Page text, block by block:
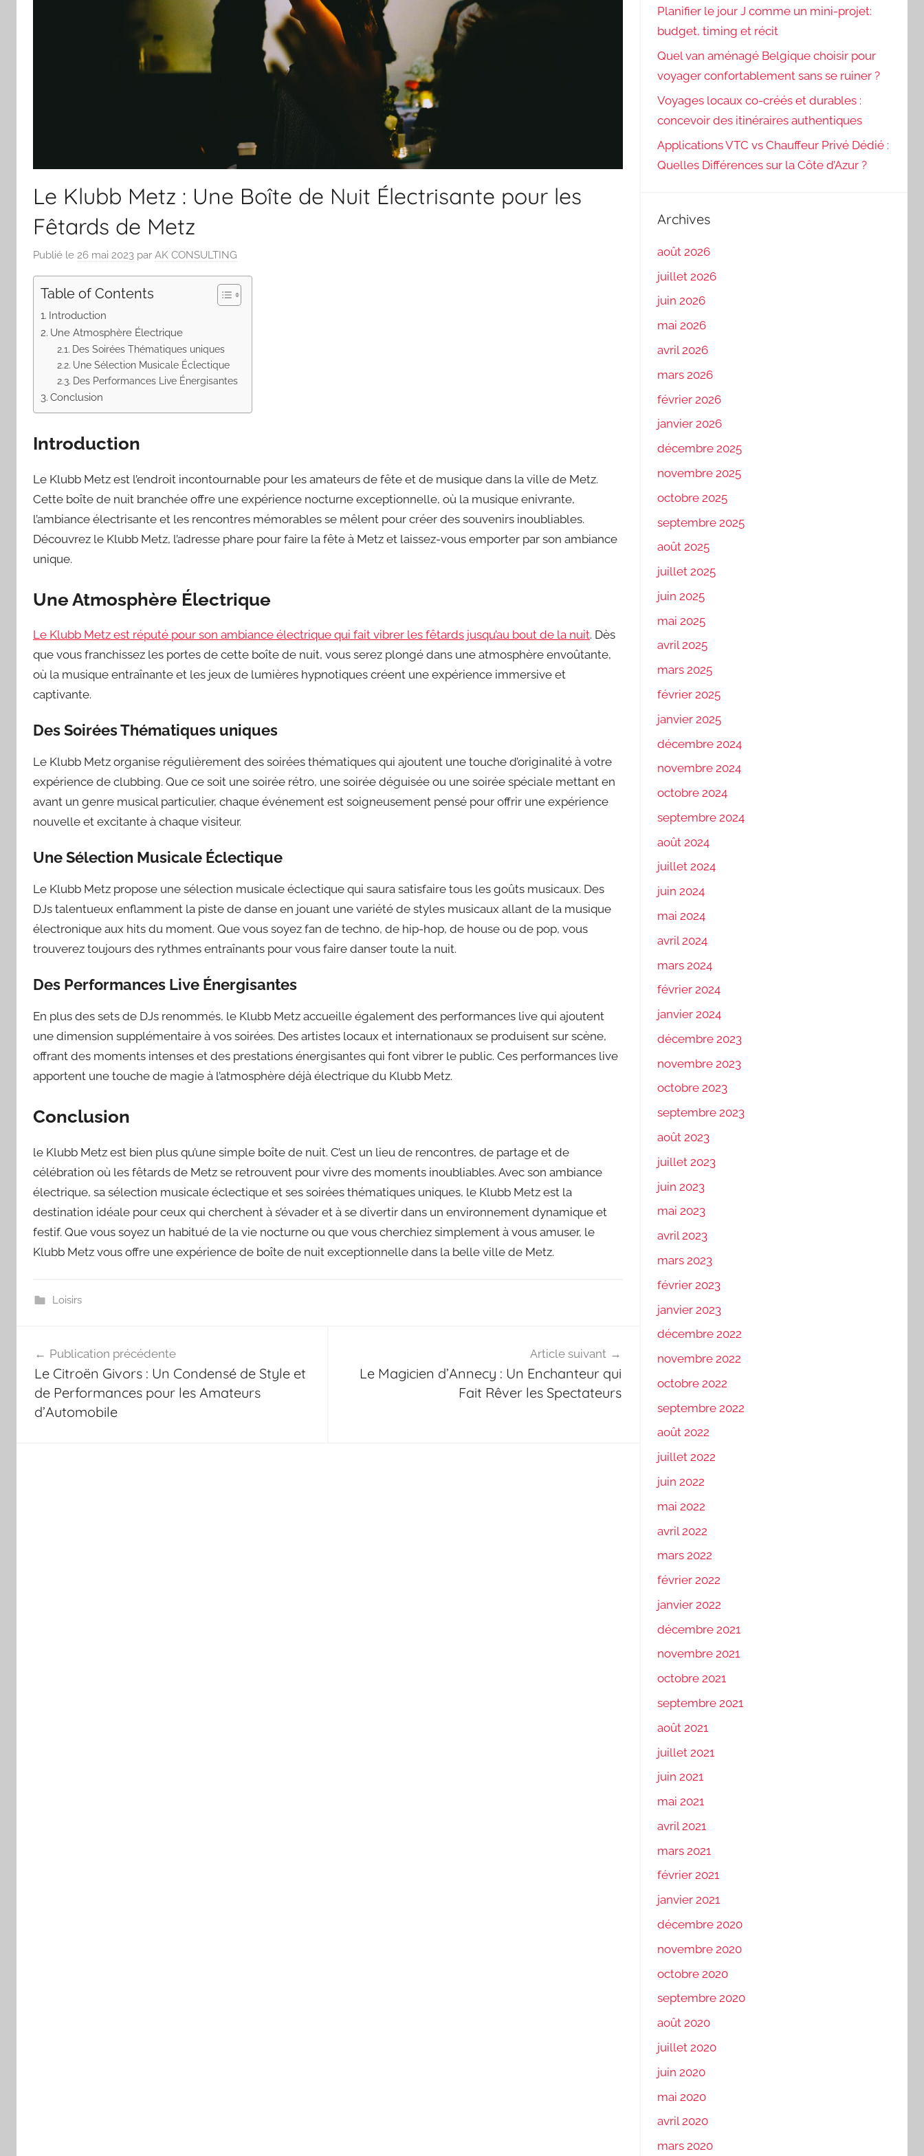
Le Klubb Metz : Une Boîte de Nuit Électrisante pour les
Fêtards de Metz
Publié le 26 mai 2023 par AK CONSULTING
Table of Contents
Introduction
Une Atmosphère Électrique
Des Soirées Thématiques uniques
Une Sélection Musicale Éclectique
Des Performances Live Énergisantes
Conclusion
Introduction
Le Klubb Metz est l’endroit incontournable pour les amateurs de fête et de musique dans la ville de Metz.
Cette boîte de nuit branchée offre une expérience nocturne exceptionnelle, où la musique enivrante,
l’ambiance électrisante et les rencontres mémorables se mêlent pour créer des souvenirs inoubliables.
Découvrez le Klubb Metz, l’adresse phare pour faire la fête à Metz et laissez-vous emporter par son ambiance
unique.
Une Atmosphère Électrique
Le Klubb Metz est réputé pour son ambiance électrique qui fait vibrer les fêtards jusqu’au bout de la nuit. Dès
que vous franchissez les portes de cette boîte de nuit, vous serez plongé dans une atmosphère envoûtante,
où la musique entraînante et les jeux de lumières hypnotiques créent une expérience immersive et
captivante.
Des Soirées Thématiques uniques
Le Klubb Metz organise régulièrement des soirées thématiques qui ajoutent une touche d’originalité à votre
expérience de clubbing. Que ce soit une soirée rétro, une soirée déguisée ou une soirée spéciale mettant en
avant un genre musical particulier, chaque événement est soigneusement pensé pour offrir une expérience
nouvelle et excitante à chaque visiteur.
Une Sélection Musicale Éclectique
Le Klubb Metz propose une sélection musicale éclectique qui saura satisfaire tous les goûts musicaux. Des
DJs talentueux enflamment la piste de danse en jouant une variété de styles musicaux allant de la musique
électronique aux hits du moment. Que vous soyez fan de techno, de hip-hop, de house ou de pop, vous
trouverez toujours des rythmes entraînants pour vous faire danser toute la nuit.
Des Performances Live Énergisantes
En plus des sets de DJs renommés, le Klubb Metz accueille également des performances live qui ajoutent
une dimension supplémentaire à vos soirées. Des artistes locaux et internationaux se produisent sur scène,
offrant des moments intenses et des prestations énergisantes qui font vibrer le public. Ces performances live
apportent une touche de magie à l’atmosphère déjà électrique du Klubb Metz.
Conclusion
le Klubb Metz est bien plus qu’une simple boîte de nuit. C’est un lieu de rencontres, de partage et de
célébration où les fêtards de Metz se retrouvent pour vivre des moments inoubliables. Avec son ambiance
électrique, sa sélection musicale éclectique et ses soirées thématiques uniques, le Klubb Metz est la
destination idéale pour ceux qui cherchent à s’évader et à se divertir dans un environnement dynamique et
festif. Que vous soyez un habitué de la vie nocturne ou que vous cherchiez simplement à vous amuser, le
Klubb Metz vous offre une expérience de boîte de nuit exceptionnelle dans la belle ville de Metz.
Loisirs
de
l’article
Publication précédente
Le Citroën Givors : Un Condensé de Style et
de Performances pour les Amateurs
d’Automobile
Article suivant
Le Magicien d’Annecy : Un Enchanteur qui
Fait Rêver les Spectateurs
Planifier le jour J comme un mini-projet:
budget, timing et récit
Quel van aménagé Belgique choisir pour
voyager confortablement sans se ruiner ?
Voyages locaux co-créés et durables :
concevoir des itinéraires authentiques
Applications VTC vs Chauffeur Privé Dédié :
Quelles Différences sur la Côte d’Azur ?
Archives
août 2026
juillet 2026
juin 2026
mai 2026
avril 2026
mars 2026
février 2026
janvier 2026
décembre 2025
novembre 2025
octobre 2025
septembre 2025
août 2025
juillet 2025
juin 2025
mai 2025
avril 2025
mars 2025
février 2025
janvier 2025
décembre 2024
novembre 2024
octobre 2024
septembre 2024
août 2024
juillet 2024
juin 2024
mai 2024
avril 2024
mars 2024
février 2024
janvier 2024
décembre 2023
novembre 2023
octobre 2023
septembre 2023
août 2023
juillet 2023
juin 2023
mai 2023
avril 2023
mars 2023
février 2023
janvier 2023
décembre 2022
novembre 2022
octobre 2022
septembre 2022
août 2022
juillet 2022
juin 2022
mai 2022
avril 2022
mars 2022
février 2022
janvier 2022
décembre 2021
novembre 2021
octobre 2021
septembre 2021
août 2021
juillet 2021
juin 2021
mai 2021
avril 2021
mars 2021
février 2021
janvier 2021
décembre 2020
novembre 2020
octobre 2020
septembre 2020
août 2020
juillet 2020
juin 2020
mai 2020
avril 2020
mars 2020